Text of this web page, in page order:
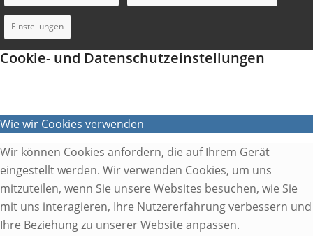
Einstellungen
Cookie- und Datenschutzeinstellungen
Wie wir Cookies verwenden
Wir können Cookies anfordern, die auf Ihrem Gerät
eingestellt werden. Wir verwenden Cookies, um uns
mitzuteilen, wenn Sie unsere Websites besuchen, wie Sie
mit uns interagieren, Ihre Nutzererfahrung verbessern und
Ihre Beziehung zu unserer Website anpassen.